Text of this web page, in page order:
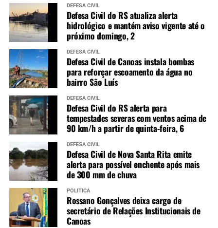
DEFESA CIVIL
Defesa Civil do RS atualiza alerta
hidrológico e mantém aviso vigente até o
próximo domingo, 2
DEFESA CIVIL
Defesa Civil de Canoas instala bombas
para reforçar escoamento da água no
bairro São Luís
DEFESA CIVIL
Defesa Civil do RS alerta para
tempestades severas com ventos acima de
90 km/h a partir de quinta-feira, 6
DEFESA CIVIL
Defesa Civil de Nova Santa Rita emite
alerta para possível enchente após mais
de 300 mm de chuva
POLÍTICA
Rossano Gonçalves deixa cargo de
secretário de Relações Institucionais de
Canoas